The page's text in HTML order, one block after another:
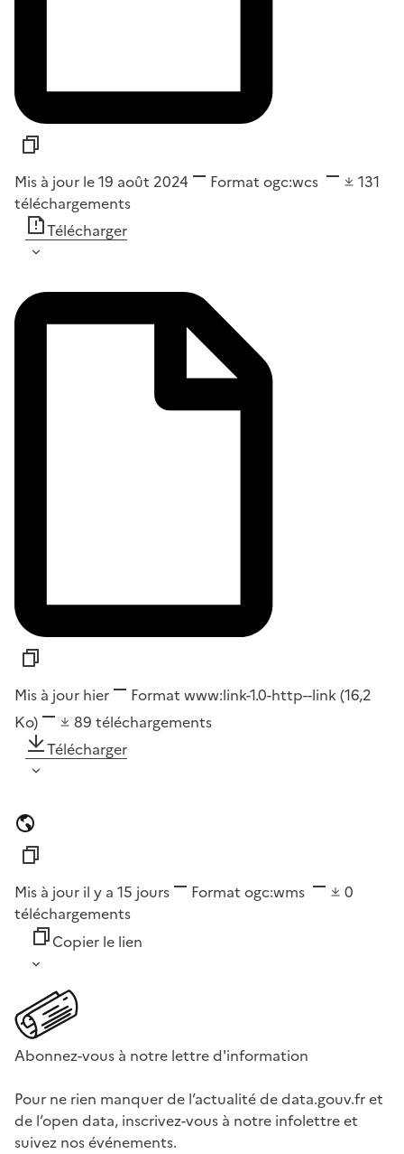
Mis à jour le 19 août 2024 Format ogc:wcs
131
téléchargements
Télécharger
Mis à jour hier Format www:link-1.0-http--link (16,2
Ko)
89 téléchargements
Télécharger
Mis à jour il y a 15 jours Format ogc:wms
0
téléchargements
Copier le lien
Abonnez-vous à notre lettre d'information
Pour ne rien manquer de l’actualité de data.gouv.fr et
de l’open data, inscrivez-vous à notre infolettre et
suivez nos événements.